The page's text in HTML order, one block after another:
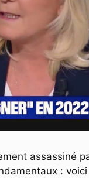
assassiné
: voici